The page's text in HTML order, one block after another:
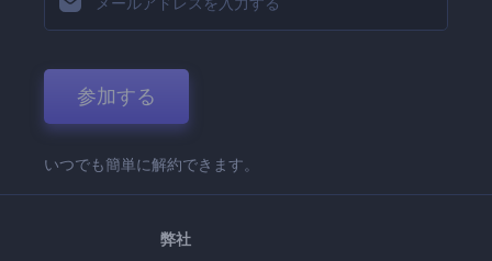
参加する
いつでも簡単に解約できます。
弊社